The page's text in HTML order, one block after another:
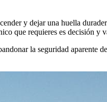
y dejar una huella
que requieres es decisión y
la seguridad aparente